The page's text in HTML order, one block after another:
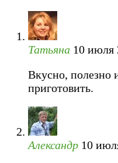
Татьяна 10 июля
Вкусно, полезно
приготовить.
Александр 10